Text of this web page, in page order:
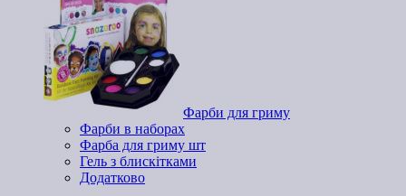
Фарби для гриму
Фарби в наборах
Фарба для гриму шт
Гель з блискітками
Додатково